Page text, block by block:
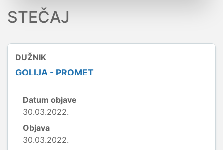
STEČAJ
DUŽNIK
GOLIJA - PROMET
Datum objave
30.03.2022.
Objava
30.03.2022.